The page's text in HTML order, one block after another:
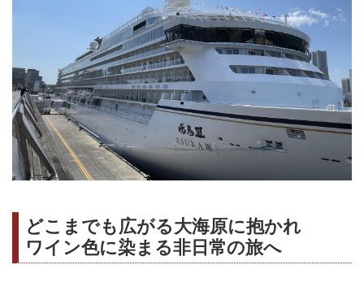
どこまでも広がる大海原に抱かれ
ワイン色に染まる非日常の旅へ